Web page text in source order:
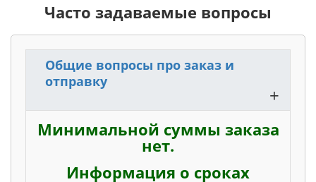
Часто задаваемые вопросы
Общие вопросы про заказ и
отправку
+
Минимальной суммы заказа
нет.
Информация о сроках